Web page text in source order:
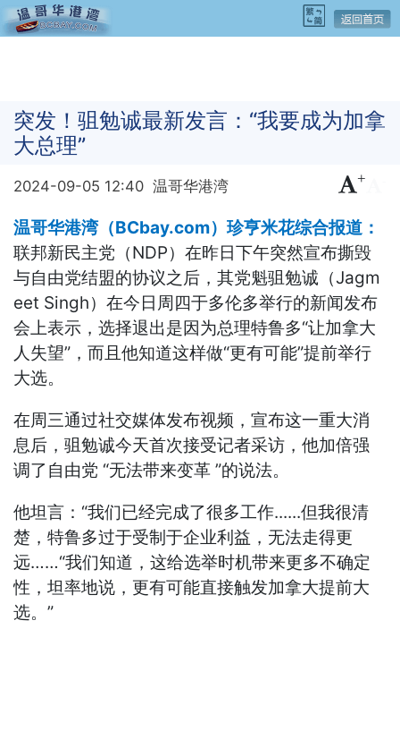
突发！驵勉诚最新发言：“我要成为加拿
大总理”
2024-09-05 12:40 温哥华港湾 +
温哥华港湾（BCbay.com）珍亨米花综合报道：
联邦新民主党（NDP）在昨日下午突然宣布撕毁
与自由党结盟的协议之后，其党魁驵勉诚（Jagm
eet Singh）在今日周四于多伦多举行的新闻发布
会上表示，选择退出是因为总理特鲁多“让加拿大
人失望”，而且他知道这样做“更有可能”提前举行
大选。
在周三通过社交媒体发布视频，宣布这一重大消
息后，驵勉诚今天首次接受记者采访，他加倍强
调了自由党 “无法带来变革 ”的说法。
他坦言：“我们已经完成了很多工作......但我很清
楚，特鲁多过于受制于企业利益，无法走得更
远……“我们知道，这给选举时机带来更多不确定
性，坦率地说，更有可能直接触发加拿大提前大
选。”